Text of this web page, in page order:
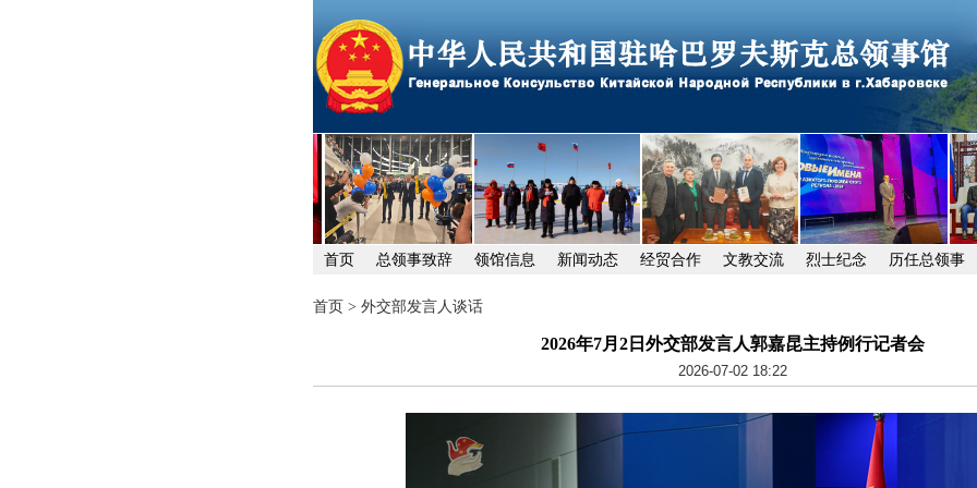
首页 总领事致辞 领馆信息 新闻动态 经贸合作 文教交流 烈士纪念 历任总领事
首页 > 外交部发言人谈话
2026年7月2日外交部发言人郭嘉昆主持例行记者会
2026-07-02 18:22